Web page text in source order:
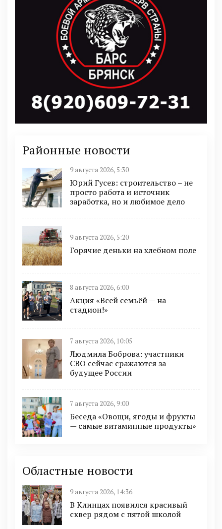
Районные новости
9 августа 2026, 5:30
Юрий Гусев: строительство – не
просто работа и источник
заработка, но и любимое дело
9 августа 2026, 5:20
Горячие деньки на хлебном поле
8 августа 2026, 6:00
Акция «Всей семьёй — на
стадион!»
7 августа 2026, 10:05
Людмила Боброва: участники
СВО сейчас сражаются за
будущее России
7 августа 2026, 9:00
Беседа «Овощи, ягоды и фрукты
— самые витаминные продукты»
Областные новости
9 августа 2026, 14:36
В Клинцах появился красивый
сквер рядом с пятой школой